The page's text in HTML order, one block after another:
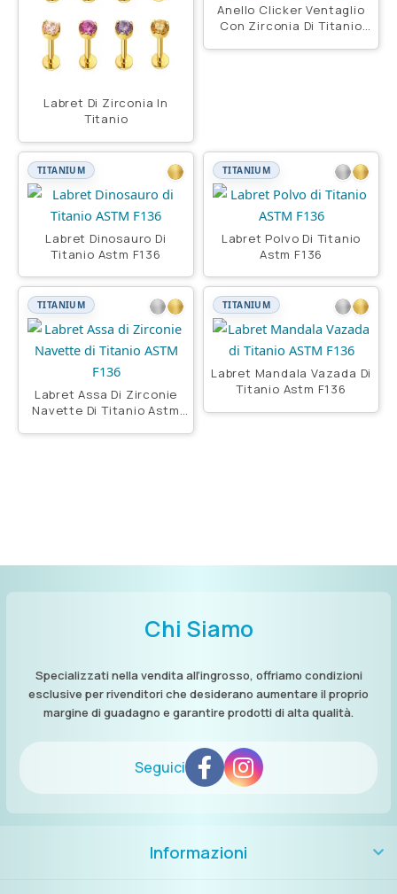
Labret Di Zirconia In
Titanio
Anello Clicker Ventaglio
Con Zirconia Di Titanio
TITANIUM
Labret Dinosauro Di
Titanio Astm F136
TITANIUM
Labret Polvo Di Titanio
Astm F136
TITANIUM
Labret Assa Di Zirconie
Navette Di Titanio Astm
TITANIUM
Labret Mandala Vazada Di
Titanio Astm F136
Chi Siamo
Specializzati nella vendita all’ingrosso, offriamo condizioni
esclusive per rivenditori che desiderano aumentare il proprio
margine di guadagno e garantire prodotti di alta qualità.
Seguici
Informazioni